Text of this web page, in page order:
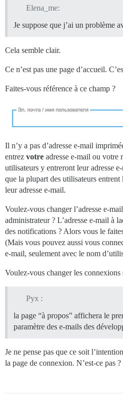
Elena_me:
Je suppose que j’ai un problème
Cela semble clair.
Ce n’est pas une page d’accueil.
Faites-vous référence à ce champ ?
Il n’y a pas d’adresse e-mail
entrez votre adresse e-mail ou votre
utilisateurs y entreront leur adresse
que la plupart des utilisateurs
leur adresse e-mail.
Voulez-vous changer l’adresse e-
administrateur ? L’adresse e-mail à
des notifications ? Alors vous le
(Mais vous pouvez aussi vous
e-mail, seulement avec le nom
Voulez-vous changer les connexions
Pyx :
la page “à propos” affichera le
paramètre des e-mails des
Je ne pense pas que ce soit
la page de connexion. N’est-ce pas ?